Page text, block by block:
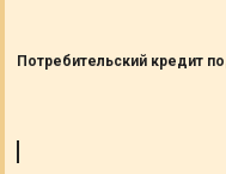
Потребительский кредит